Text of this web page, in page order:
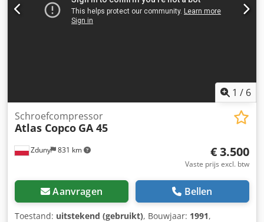
1 / 6
Zduny 831 km
Schroefcompressor
Atlas Copco GA 45
€ 3.500
Vaste prijs excl. btw
Aanvragen Bellen
Toestand: uitstekend (gebruikt), Bouwjaar: 1991,